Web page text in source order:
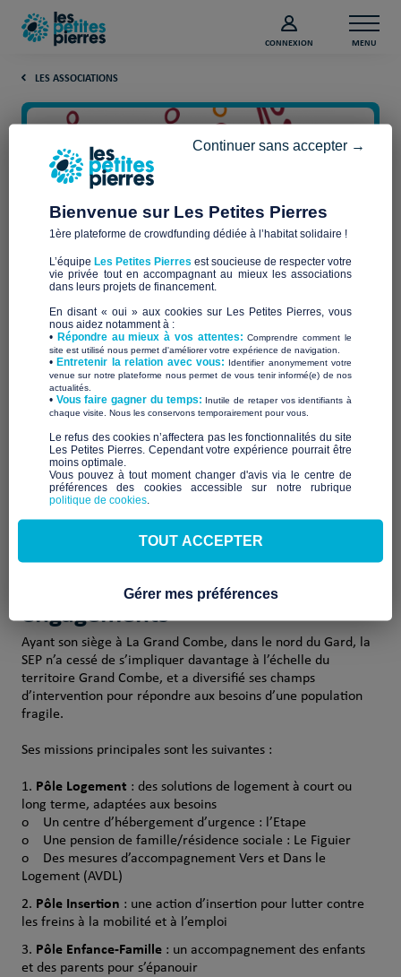
CONNEXION MENU
LES ASSOCIATIONS
SEP
Qui sommes-nous ?
La SEP, association créée en 1987 par les membres de
La SEP est une association à but non lucratif, reconnue
d’intérêt général depuis 2016. Elle vise à développer la
solidarité et la citoyenneté pour lutter contre l’exclusion de
toute personne, avec la volonté que chacun puisse retrouver
autonomie, dignité et espoir.
Notre mission et nos
engagements
Ayant son siège à La Grand Combe, dans le nord du Gard, la
SEP n’a cessé de s’impliquer davantage à l’échelle du
territoire Grand Combe, et a diversifié ses champs
d’intervention pour répondre aux besoins d’une population
fragile.
Ses missions principales sont les suivantes :
Pôle Logement : des solutions de logement à court ou
long terme, adaptées aux besoins
o Un centre d’hébergement d’urgence : l’Etape
o Une pension de famille/résidence sociale : Le Figuier
o Des mesures d’accompagnement Vers et Dans le
Logement (AVDL)
Pôle Insertion : une action d’insertion pour lutter contre
les freins à la mobilité et à l’emploi
Pôle Enfance-Famille: un accompagnement des enfants
et des parents pour s’épanouir
Bienvenue sur Les Petites Pierres
1ère plateforme de crowdfunding dédiée à l’habitat solidaire !
L’équipe Les Petites Pierres est soucieuse de respecter votre
vie privée tout en accompagnant au mieux les associations
dans leurs projets de financement.
En disant « oui » aux cookies sur Les Petites Pierres, vous
nous aidez notamment à :
• Répondre au mieux à vos attentes:Comprendre comment le
site est utilisé nous permet d'améliorer votre expérience de navigation.
•Entretenir la relation avec vous: Identifier anonymement votre
venue sur notre plateforme nous permet de vous tenir informé(e) de nos
actualités.
​• Vous faire gagner du temps: Inutile de retaper vos identifiants à
chaque visite. Nous les conservons temporairement pour vous.
​Le refus des cookies n’affectera pas les fonctionnalités du site
Les Petites Pierres. Cependant votre expérience pourrait être
moins optimale.​
Vous pouvez à tout moment changer d'avis via le centre de
préférences des cookies accessible sur notre rubrique
politique de cookies
Continuer sans accepter →
TOUT ACCEPTER
Gérer mes préférences